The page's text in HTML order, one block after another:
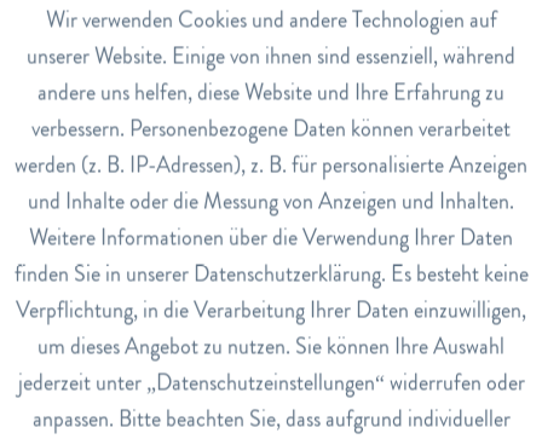
50 Milliliter
Merken Bewerten
Art.Nr.
110005185
EAN
2000100051851
Lagerbestand
7
Funktionale Aktiv
Marketing Inaktiv
Tracking Inaktiv
Service Inaktiv
Wir verwenden Cookies und andere Technologien auf
unserer Website. Einige von ihnen sind essenziell, während
andere uns helfen, diese Website und Ihre Erfahrung zu
verbessern. Personenbezogene Daten können verarbeitet
werden (z. B. IP-Adressen), z. B. für personalisierte Anzeigen
und Inhalte oder die Messung von Anzeigen und Inhalten.
Weitere Informationen über die Verwendung Ihrer Daten
finden Sie in unserer Datenschutzerklärung. Es besteht keine
Verpflichtung, in die Verarbeitung Ihrer Daten einzuwilligen,
um dieses Angebot zu nutzen. Sie können Ihre Auswahl
jederzeit unter „Datenschutzeinstellungen“ widerrufen oder
anpassen. Bitte beachten Sie, dass aufgrund individueller